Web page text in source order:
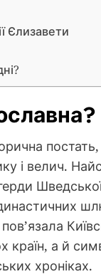
Єлизавети
і велич.
а й
хроніках.